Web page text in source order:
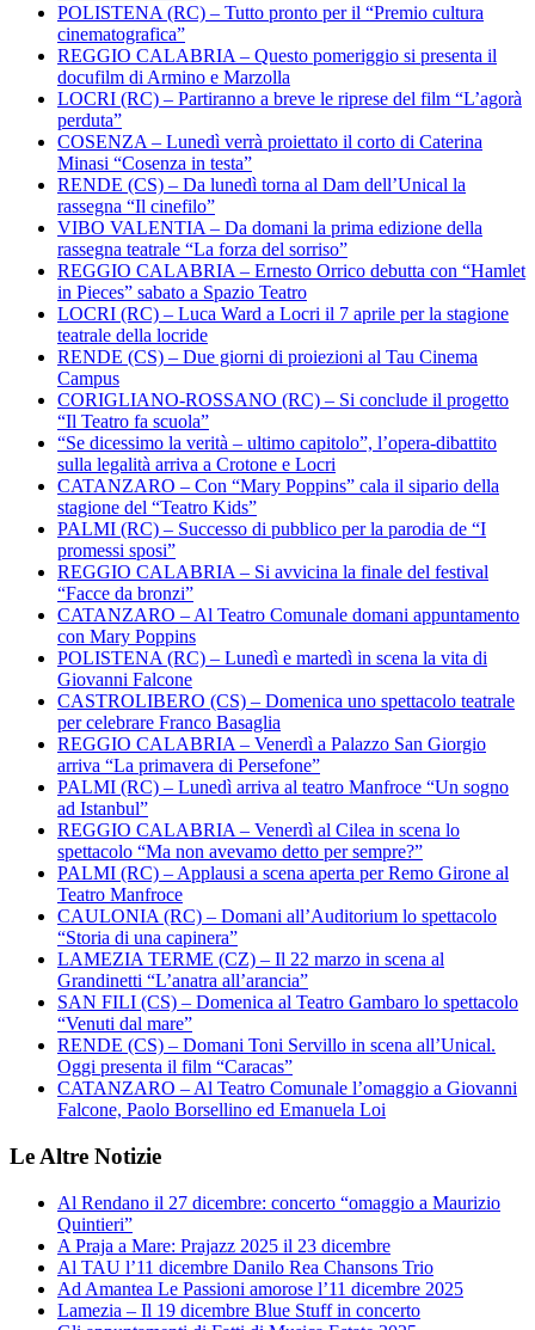
POLISTENA (RC) – Tutto pronto per il “Premio cultura
cinematografica”
REGGIO CALABRIA – Questo pomeriggio si presenta il
docufilm di Armino e Marzolla
LOCRI (RC) – Partiranno a breve le riprese del film “L’agorà
perduta”
COSENZA – Lunedì verrà proiettato il corto di Caterina
Minasi “Cosenza in testa”
RENDE (CS) – Da lunedì torna al Dam dell’Unical la
rassegna “Il cinefilo”
VIBO VALENTIA – Da domani la prima edizione della
rassegna teatrale “La forza del sorriso”
REGGIO CALABRIA – Ernesto Orrico debutta con “Hamlet
in Pieces” sabato a Spazio Teatro
LOCRI (RC) – Luca Ward a Locri il 7 aprile per la stagione
teatrale della locride
RENDE (CS) – Due giorni di proiezioni al Tau Cinema
Campus
CORIGLIANO-ROSSANO (RC) – Si conclude il progetto
“Il Teatro fa scuola”
“Se dicessimo la verità – ultimo capitolo”, l’opera-dibattito
sulla legalità arriva a Crotone e Locri
CATANZARO – Con “Mary Poppins” cala il sipario della
stagione del “Teatro Kids”
PALMI (RC) – Successo di pubblico per la parodia de “I
promessi sposi”
REGGIO CALABRIA – Si avvicina la finale del festival
“Facce da bronzi”
CATANZARO – Al Teatro Comunale domani appuntamento
con Mary Poppins
POLISTENA (RC) – Lunedì e martedì in scena la vita di
Giovanni Falcone
CASTROLIBERO (CS) – Domenica uno spettacolo teatrale
per celebrare Franco Basaglia
REGGIO CALABRIA – Venerdì a Palazzo San Giorgio
arriva “La primavera di Persefone”
PALMI (RC) – Lunedì arriva al teatro Manfroce “Un sogno
ad Istanbul”
REGGIO CALABRIA – Venerdì al Cilea in scena lo
spettacolo “Ma non avevamo detto per sempre?”
PALMI (RC) – Applausi a scena aperta per Remo Girone al
Teatro Manfroce
CAULONIA (RC) – Domani all’Auditorium lo spettacolo
“Storia di una capinera”
LAMEZIA TERME (CZ) – Il 22 marzo in scena al
Grandinetti “L’anatra all’arancia”
SAN FILI (CS) – Domenica al Teatro Gambaro lo spettacolo
“Venuti dal mare”
RENDE (CS) – Domani Toni Servillo in scena all’Unical.
Oggi presenta il film “Caracas”
CATANZARO – Al Teatro Comunale l’omaggio a Giovanni
Falcone, Paolo Borsellino ed Emanuela Loi
Le Altre Notizie
Al Rendano il 27 dicembre: concerto “omaggio a Maurizio
Quintieri”
A Praja a Mare: Prajazz 2025 il 23 dicembre
Al TAU l’11 dicembre Danilo Rea Chansons Trio
Ad Amantea Le Passioni amorose l’11 dicembre 2025
Lamezia – Il 19 dicembre Blue Stuff in concerto